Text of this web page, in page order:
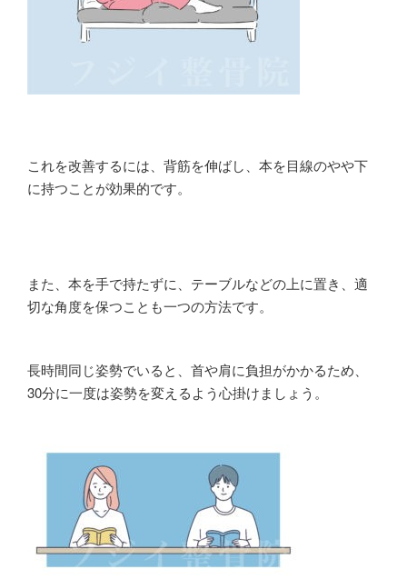
これを改善するには、背筋を伸ばし、本を目線のやや下
に持つことが効果的です。
また、本を手で持たずに、テーブルなどの上に置き、適
切な角度を保つことも一つの方法です。
長時間同じ姿勢でいると、首や肩に負担がかかるため、
30分に一度は姿勢を変えるよう心掛けましょう。